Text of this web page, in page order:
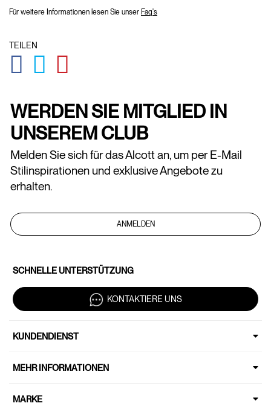
Für weitere Informationen lesen Sie unser Faq's
TEILEN
GLOBAL.SOCIALSHARE.FACEBOOK
GLOBAL.SOCIALSHARE.TWITTER
WERDEN SIE MITGLIED IN
UNSEREM CLUB
Melden Sie sich für das Alcott an, um per E-Mail
Stilinspirationen und exklusive Angebote zu
erhalten.
ANMELDEN
SCHNELLE UNTERSTÜTZUNG
KONTAKTIERE UNS
KUNDENDIENST
MEHR INFORMATIONEN
MARKE